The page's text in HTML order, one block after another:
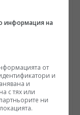
вече се е
и несигурен.
поздрав
информация на
от
и
и
с тях или
ни